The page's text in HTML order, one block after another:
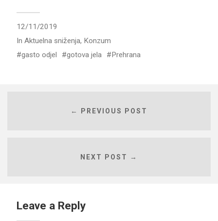
12/11/2019
In Aktuelna sniženja, Konzum
gasto odjel
gotova jela Prehrana
← PREVIOUS POST
NEXT POST →
Leave a Reply